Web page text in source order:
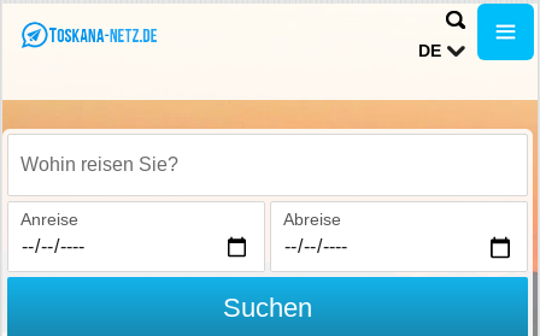
DE
Wohin reisen Sie?
Anreise Abreise
Suchen